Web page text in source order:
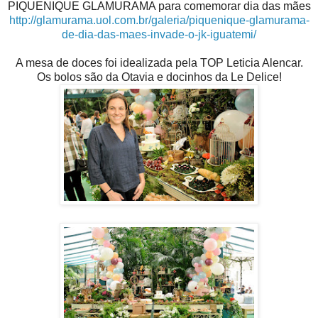
PIQUENIQUE GLAMURAMA para comemorar dia das mães
http://glamurama.uol.com.br/galeria/piquenique-glamurama-
de-dia-das-maes-invade-o-jk-iguatemi/
A mesa de doces foi idealizada pela TOP Leticia Alencar.
Os bolos são da Otavia e docinhos da Le Delice!